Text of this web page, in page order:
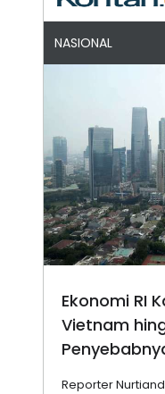
NASIONAL
Ekonomi RI
Vietnam
Reporter